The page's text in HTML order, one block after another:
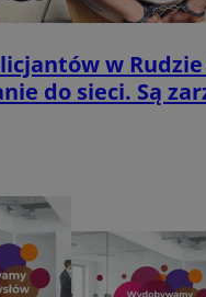
w
do sieci. Są